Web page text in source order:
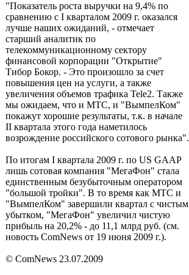
"Показатель роста выручки на 9,4% по
сравнению с I кварталом 2009 г. оказался
лучше наших ожиданий, - отмечает
старший аналитик по
телекоммуникационному сектору
финансовой корпорации "Открытие"
Тибор Бокор. - Это произошло за счет
повышения цен на услуги, а также
увеличения объемов трафика Tele2. Также
мы ожидаем, что и МТС, и "ВымпелКом"
покажут хорошие результаты, т.к. в начале
II квартала этого года наметилось
возрождение российского сотового рынка".
По итогам I квартала 2009 г. по US GAAP
лишь сотовая компания "МегаФон" стала
единственным безубыточным оператором
"большой тройки". В то время как МТС и
"ВымпелКом" завершили квартал с чистым
убытком, "МегаФон" увеличил чистую
прибыль на 20,2% - до 11,1 млрд руб. (см.
новость ComNews от 19 июня 2009 г.).
© ComNews 23.07.2009